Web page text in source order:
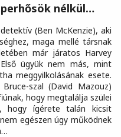
nélkül…
(Ben McKenzie), aki
maga mellé társnak
már járatos Harvey
ügyük nem más, mint
meggyilkolásának esete.
szal (David Mazouz)
hogy megtalálja szülei
hogy ígérete talán kicsit
egészen úgy működnek